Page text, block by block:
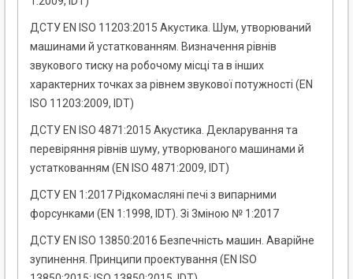
ДСТУ EN ISO 11203:2015 Акустика. Шум, утворюваний
машинами й устаткованням. Визначення рівнів
звукового тиску на робочому місці та в інших
характерних точках за рівнем звукової потужності (EN
ISO 11203:2009, IDT)
ДСТУ EN ISO 4871:2015 Акустика. Декларування та
перевіряння рівнів шуму, утворюваного машинами й
устаткованням (EN ISO 4871:2009, IDT)
ДСТУ EN 1:2017 Рідкомасляні печі з випарними
форсунками (EN 1:1998, IDT). Зі 3міною № 1:2017
ДСТУ EN ISO 13850:2016 Безпечність машин. Аварійне
зупинення. Принципи проектування (EN ISO